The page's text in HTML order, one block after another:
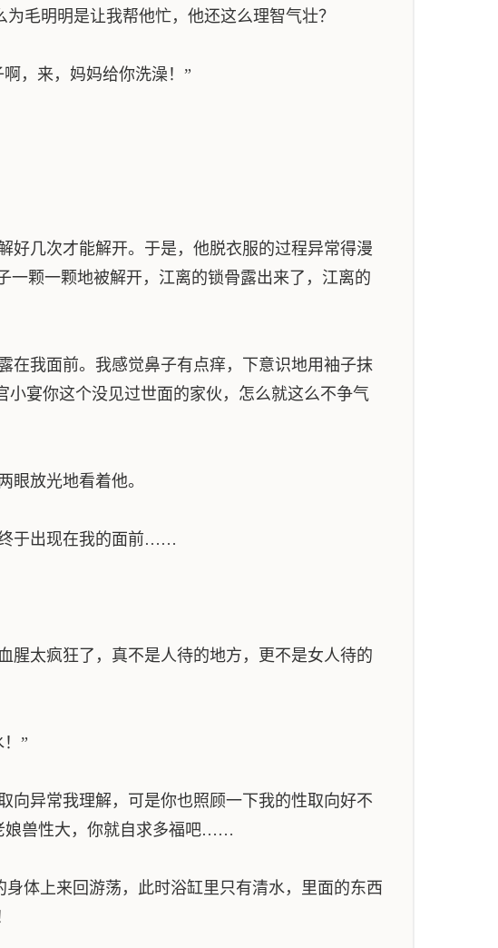
毛明明是让我帮他忙，他还这么理智气壮？
，来，妈妈给你洗澡！”
几次才能解开。于是，他脱衣服的过程异常得漫
颗一颗地被解开，江离的锁骨露出来了，江离的
我面前。我感觉鼻子有点痒，下意识地用袖子抹
宴你这个没见过世面的家伙，怎么就这么不争气
放光地看着他。
于出现在我的面前……
太疯狂了，真不是人待的地方，更不是女人待的
”
异常我理解，可是你也照顾一下我的性取向好不
娘兽性大，你就自求多福吧……
体上来回游荡，此时浴缸里只有清水，里面的东西